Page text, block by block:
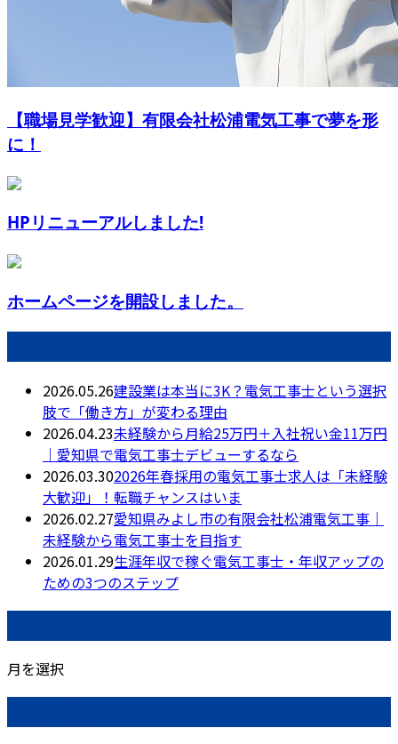
【職場見学歓迎】有限会社松浦電気工事で夢を形
に！
HPリニューアルしました!
ホームページを開設しました。
2026.05.26建設業は本当に3K？電気工事士という選択
肢で「働き方」が変わる理由
2026.04.23未経験から月給25万円＋入社祝い金11万円
｜愛知県で電気工事士デビューするなら
2026.03.302026年春採用の電気工事士求人は「未経験
大歓迎」！転職チャンスはいま
2026.02.27愛知県みよし市の有限会社松浦電気工事｜
未経験から電気工事士を目指す
2026.01.29生涯年収で稼ぐ電気工事士・年収アップの
ための3つのステップ
月を選択